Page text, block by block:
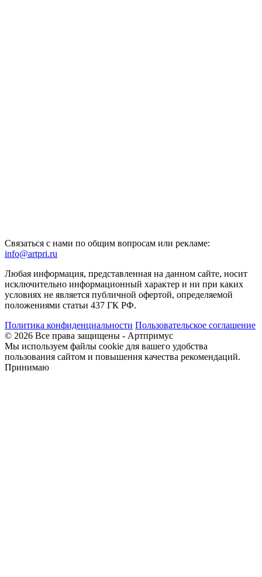
Связаться с нами по общим вопросам или рекламе:
info@artpri.ru
Любая информация, представленная на данном сайте, носит
исключительно информационный характер и ни при каких
условиях не является публичной офертой, определяемой
положениями статьи 437 ГК РФ.
Политика конфиденциальности Пользовательское соглашение
© 2026 Все права защищены - Артпримус
Мы используем файлы cookie для вашего удобства
пользования сайтом и повышения качества рекомендаций.
Принимаю